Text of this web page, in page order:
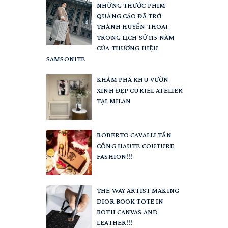
NHỮNG THƯỚC PHIM
QUẢNG CÁO ĐÃ TRỞ
THÀNH HUYỀN THOẠI
TRONG LỊCH SỬ 115 NĂM
CỦA THƯƠNG HIỆU
SAMSONITE
KHÁM PHÁ KHU VƯỜN
XINH ĐẸP CURIEL ATELIER
TẠI MILAN
ROBERTO CAVALLI TẤN
CÔNG HAUTE COUTURE
FASHION!!!
THE WAY ARTIST MAKING
DIOR BOOK TOTE IN
BOTH CANVAS AND
LEATHER!!!